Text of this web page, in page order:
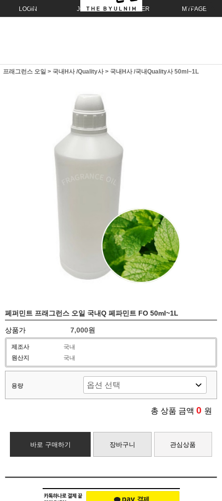
LOGIN JOIN ORDER MYPAGE
프래그런스 오일 > 국내H사 /Quality사> 국내H사 /국내Quality사 50ml~1L
페퍼민트 프래그런스 오일 국내Q 페파민트 FO 50ml~1L
상품가 7,000원
제조사
국내
원산지
국내
용량
총 상품 금액 0 원
바로 구매하기 장바구니 관심상품